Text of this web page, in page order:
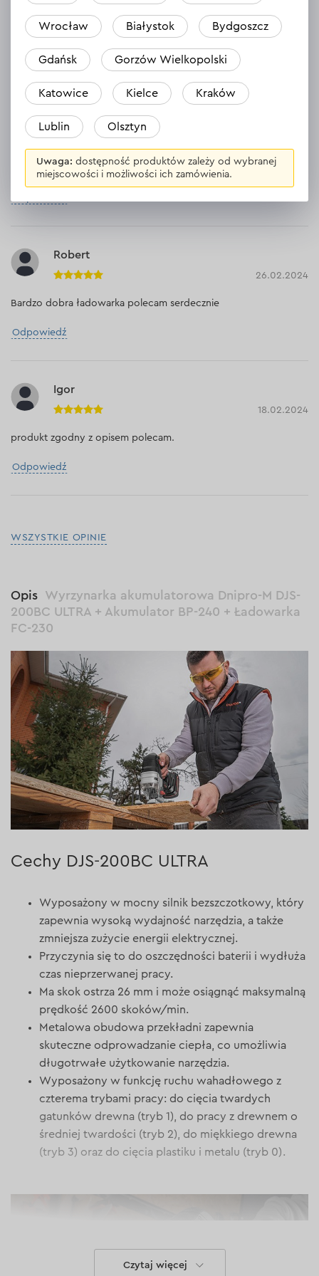
Opinie 25
Łukasz
Jak na moje potrzeby idealna. Wykrywa co ma wykrywać i
Robert
26.02.2024
Bardzo dobra ładowarka polecam serdecznie
Odpowiedź
Igor
18.02.2024
produkt zgodny z opisem polecam.
Odpowiedź
WSZYSTKIE OPINIE
Opis
Wyrzynarka akumulatorowa Dnipro-M DJS-
200BC ULTRA + Akumulator BP-240 + Ładowarka
FC-230
Cechy DJS-200BC ULTRA
Wyposażony w mocny silnik bezszczotkowy, który
zapewnia wysoką wydajność narzędzia, a także
zmniejsza zużycie energii elektrycznej.
Przyczynia się to do oszczędności baterii i wydłuża
czas nieprzerwanej pracy.
Ma skok ostrza 26 mm i może osiągnąć maksymalną
prędkość 2600 skoków/min.
Metalowa obudowa przekładni zapewnia
skuteczne odprowadzanie ciepła, co umożliwia
długotrwałe użytkowanie narzędzia.
Wyposażony w funkcję ruchu wahadłowego z
czterema trybami pracy: do cięcia twardych
gatunków drewna (tryb 1), do pracy z drewnem o
średniej twardości (tryb 2), do miękkiego drewna
(tryb 3) oraz do cięcia plastiku i metalu (tryb 0).
Czytaj więcej
Wrocław Białystok Bydgoszcz
Gdańsk Gorzów Wielkopolski
Katowice Kielce Kraków
Lublin Olsztyn
Uwaga: dostępność produktów zależy od wybranej
miejscowości i możliwości ich zamówienia.